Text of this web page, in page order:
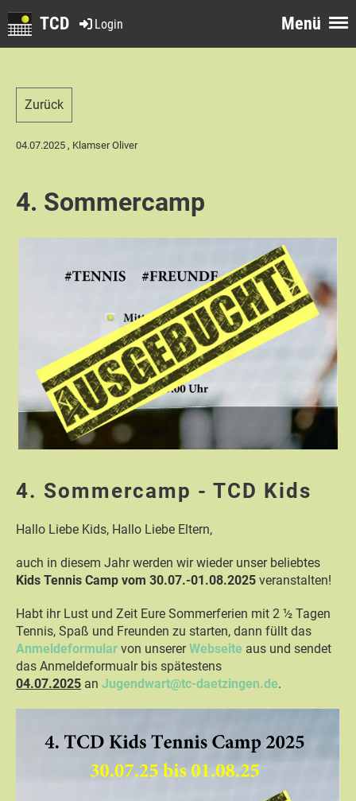
Menü
Login
TCD
Zurück
04.07.2025 , Klamser Oliver
4. Sommercamp
4. Sommercamp - TCD Kids
Hallo Liebe Kids, Hallo Liebe Eltern,
auch in diesem Jahr werden wir wieder unser beliebtes
Kids Tennis Camp vom 30.07.-01.08.2025 veranstalten!
Habt ihr Lust und Zeit Eure Sommerferien mit 2 ½ Tagen
Tennis, Spaß und Freunden zu starten, dann füllt das
Anmeldeformular von unsererWebseite aus und sendet
das Anmeldeformualr bis spätestens
04.07.2025 an Jugendwart@tc-daetzingen.de.